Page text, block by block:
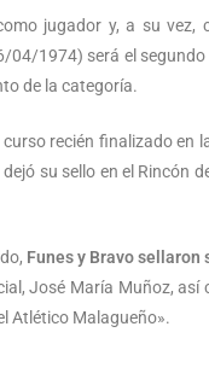
jugador y, a su vez,
04/1974) será el
de la categoría.
curso recién finalizado en
su sello en el Rincón
Funes y Bravo
José María Muñoz, así
Atlético Malagueño».